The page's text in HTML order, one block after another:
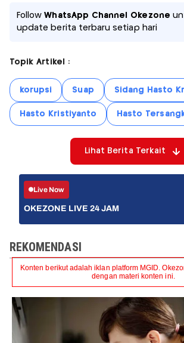
FollowWhatsApp Channel Okezone
update berita terbaru setiap hari
Topik Artikel :
korupsi Suap Sidang Hasto
Hasto Kristiyanto Hasto
Lihat Berita Terkait
Live Now
OKEZONE LIVE 24 JAM